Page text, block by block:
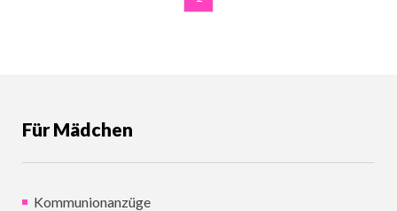
Für Mädchen
Kommunionanzüge